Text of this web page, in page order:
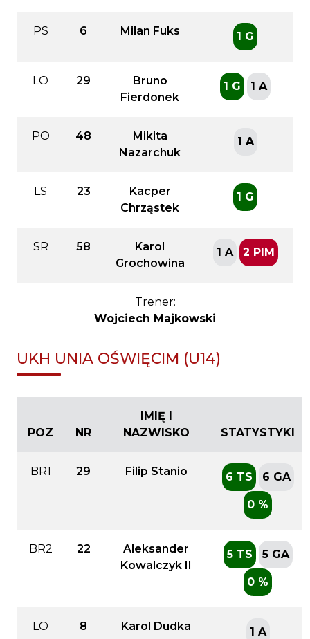
PS 6 Milan Fuks 1 G
LO 29
Bruno
Fierdonek
1 G 1 A
PO 48
Mikita
Nazarchuk
1 A
LS 23
Kacper
Chrząstek
1 G
SR 58
Karol
Grochowina
1 A 2 PIM
Trener:
Wojciech Majkowski
UKH UNIA OŚWIĘCIM (U14)
POZ NR
IMIĘ I
NAZWISKO
STATYSTYKI
BR1 29 Filip Stanio 6 TS 6 GA
0 %
BR2 22
Aleksander
Kowalczyk II
5 TS 5 GA
0 %
LO 8 Karol Dudka 1 A